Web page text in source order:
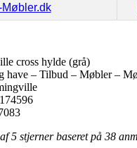
Møbler.dk
cross hylde (grå)
have – Tilbud – Møbler –
5 stjerner baseret på 38